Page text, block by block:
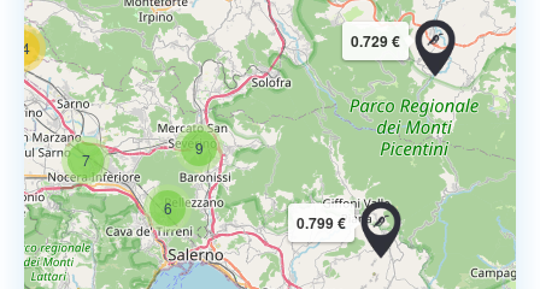
6
7
9
14
0.799 €
0.729 €